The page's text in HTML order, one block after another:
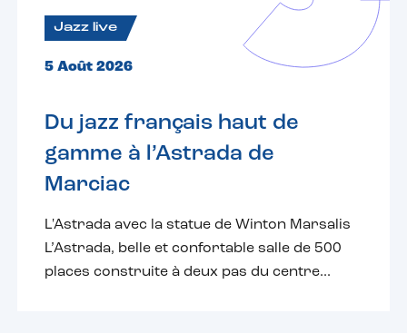
Jazz live
5 Août 2026
Du jazz français haut de
gamme à l’Astrada de
Marciac
L'Astrada avec la statue de Winton Marsalis
L’Astrada, belle et confortable salle de 500
places construite à deux pas du centre...